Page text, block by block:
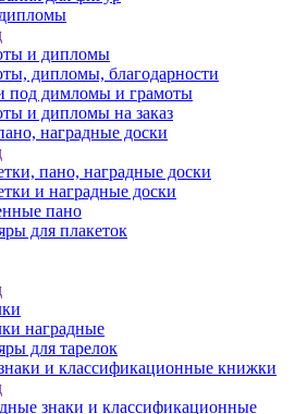
и дипломы
дипломы, благодарности
под димломы и грамоты
и дипломы на заказ
наградные доски
пано, наградные доски
и наградные доски
пано
для плакеток
наградные
для тарелок
и классификационные книжки
знаки и классификационные